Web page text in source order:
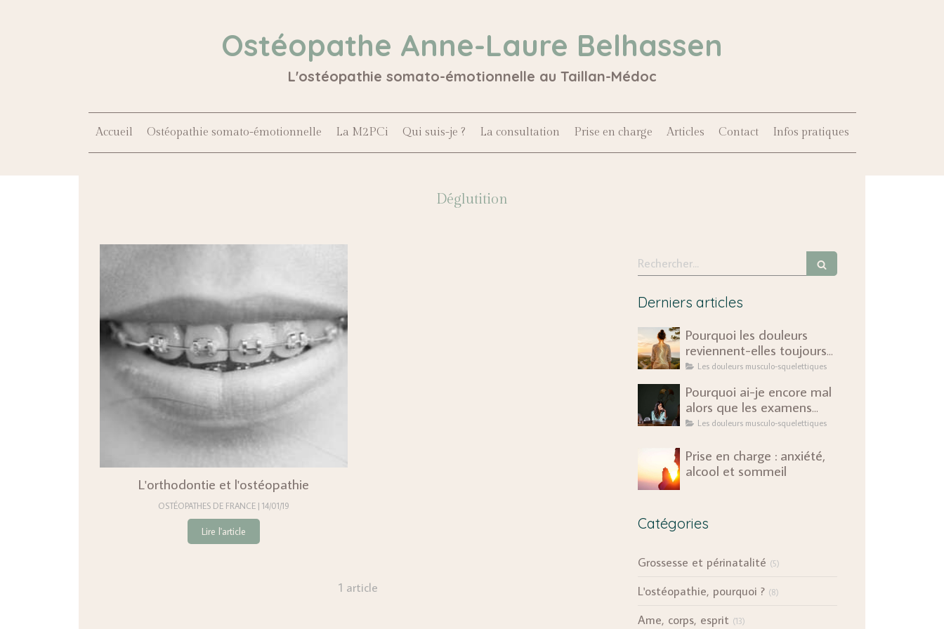
Ostéopathe Anne-Laure Belhassen
L'ostéopathie somato-émotionnelle au Taillan-Médoc
Accueil Ostéopathie somato-émotionnelle La M2PCi Qui suis-je ? La consultation Prise en charge Articles Contact Infos pratiques
Déglutition
L'orthodontie et l'ostéopathie
OSTÉOPATHES DE FRANCE 14/01/19
Lire l'article
1 article
Rechercher
Derniers articles
Pourquoi les douleurs
reviennent-elles toujours
au même endroit ?
Les douleurs musculo-squelettiques
Pourquoi ai-je encore mal
alors que les examens
sont rassurants ?
Les douleurs musculo-squelettiques
Prise en charge : anxiété,
alcool et sommeil
Catégories
Grossesse et périnatalité (5)
L'ostéopathie, pourquoi ? (8)
Ame, corps, esprit (13)